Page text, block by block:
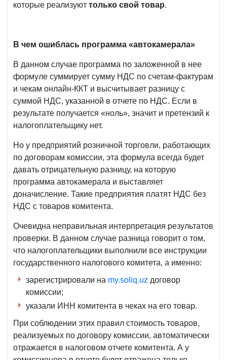
которые реализуют только свой товар.
В чем ошиблась программа «автокамерала»
В данном случае программа по заложенной в нее
формуле суммирует сумму НДС по счетам-фактурам
и чекам онлайн-ККТ и высчитывает разницу с
суммой НДС, указанной в отчете по НДС. Если в
результате получается «ноль», значит и претензий к
налогоплательщику нет.
Но у предприятий розничной торговли, работающих
по договорам комиссии, эта формула всегда будет
давать отрицательную разницу, на которую
программа автокамерала и выставляет
доначисление. Такие предприятия платят НДС без
НДС с товаров комитента.
Очевидна неправильная интерпретация результатов
проверки. В данном случае разница говорит о том,
что налогоплательщики выполнили все инструкции
государственного налогового комитета, а именно:
зарегистрировали на my.soliq.uz договор
комиссии;
указали ИНН комитента в чеках на его товар.
При соблюдении этих правил стоимость товаров,
реализуемых по договору комиссии, автоматически
отражается в налоговом отчете комитента. А у